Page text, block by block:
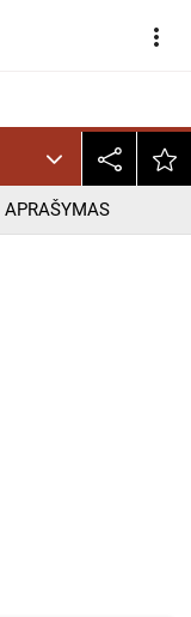
more_vert
APRAŠYMAS